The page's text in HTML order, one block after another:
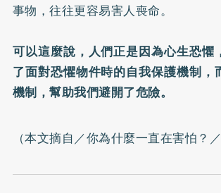
事物，往往更容易害人喪命。
可以這麼說，人們正是因為心生恐懼
了面對恐懼物件時的自我保護機制，
機制，幫助我們避開了危險。
（本文摘自／你為什麼一直在害怕？